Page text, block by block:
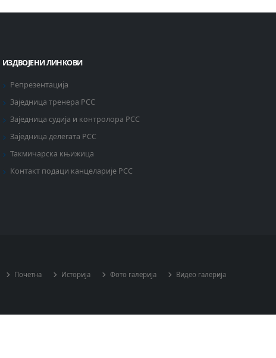
ИЗДВОЈЕНИ ЛИНКОВИ
Репрезентација
Заједница тренера РСС
Заједница судија и контролора РСС
Заједница делегата РСС
Такмичарска књижица
Контакт подаци канцеларије РСС
Почетна Историја Фото галерија Видео галерија